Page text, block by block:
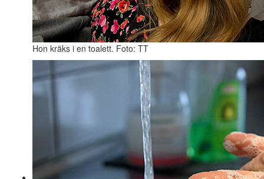
Hon kräks i en toalett. Foto: TT